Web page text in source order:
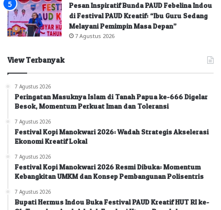
Pesan Inspiratif Bunda PAUD Febelina Indou
di Festival PAUD Kreatif: “Ibu Guru Sedang
Melayani Pemimpin Masa Depan”
7 Agustus 2026
View Terbanyak
7 Agustus 2026
Peringatan Masuknya Islam di Tanah Papua ke-666 Digelar
Besok, Momentum Perkuat Iman dan Toleransi
7 Agustus 2026
Festival Kopi Manokwari 2026: Wadah Strategis Akselerasi
Ekonomi Kreatif Lokal
7 Agustus 2026
Festival Kopi Manokwari 2026 Resmi Dibuka: Momentum
Kebangkitan UMKM dan Konsep Pembangunan Polisentris
7 Agustus 2026
Bupati Hermus Indou Buka Festival PAUD Kreatif HUT RI ke-